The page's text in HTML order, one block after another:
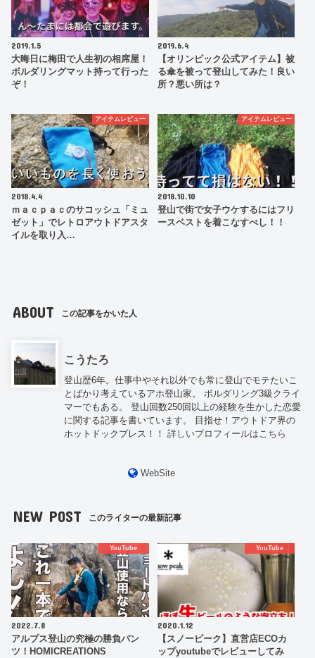
2019.1.5
大晦日に梅田で人生初の相席屋！
ボルダリングマット持って行った
ぞ！
2019.6.4
【オリンピック公式アイテム】被
る傘を被って登山してみた！良い
所？悪い所は？
アイテムレビュー
2018.4.4
ｍａｃｐａｃのサコッシュ「ミュ
ゼット」でレトロアウトドアスタ
イルを取り入…
アイテムレビュー
2018.10.10
登山で街で女子ウケするにはフリ
ースベストを着こなすべし！！
ABOUT この記事をかいた人
こうたろ
登山歴6年。仕事中やそれ以外でも常に登山でモテたいこ
とばかり考えているアホ登山家。 ボルダリング3級クライ
マーでもある。 登山回数250回以上の経験を生かした恋愛
に関する記事を書いています。 目指せ！アウトドア界の
ホットドックプレス！！詳しいプロフィールはこちら
WebSite
NEW POST このライターの最新記事
YouTube
2022.7.8
アルプス登山の究極の勝負パン
ツ！HOMICREATIONS
YouTube
2020.1.12
【スノーピーク】直営店ECOカ
ップyoutubeでレビューしてみ